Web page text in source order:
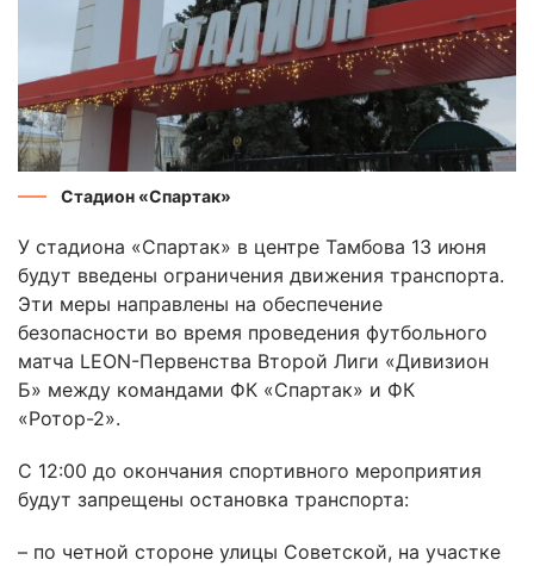
Стадион «Спартак»
У стадиона «Спартак» в центре Тамбова 13 июня
будут введены ограничения движения транспорта.
Эти меры направлены на обеспечение
безопасности во время проведения футбольного
матча LEON-Первенства Второй Лиги «Дивизион
Б» между командами ФК «Спартак» и ФК
«Ротор-2».
С 12:00 до окончания спортивного мероприятия
будут запрещены остановка транспорта:
– по четной стороне улицы Советской, на участке